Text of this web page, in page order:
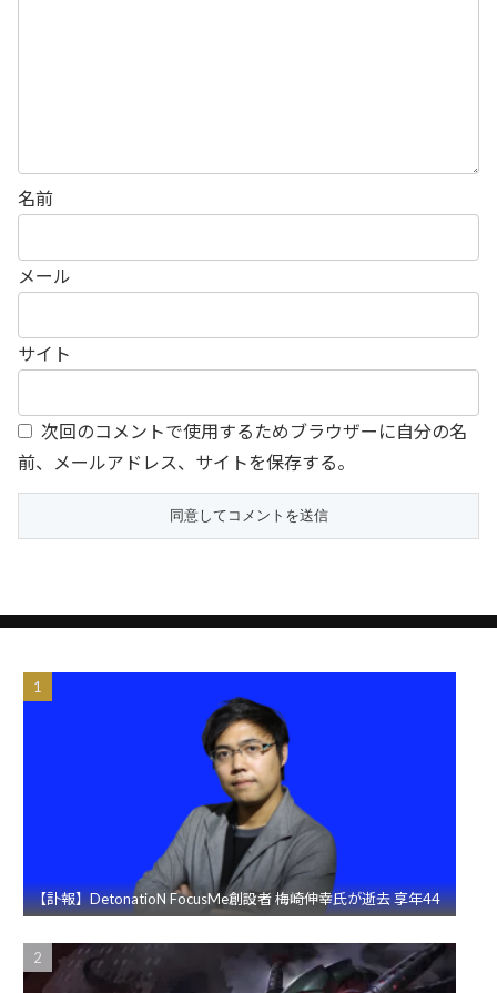
名前
メール
サイト
次回のコメントで使用するためブラウザーに自分の名
前、メールアドレス、サイトを保存する。
【訃報】DetonatioN FocusMe創設者 梅崎伸幸氏が逝去 享年44